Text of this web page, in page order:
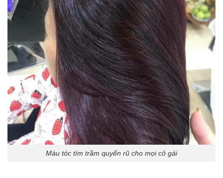
Màu tóc tím trầm quyến rũ cho mọi cô gái